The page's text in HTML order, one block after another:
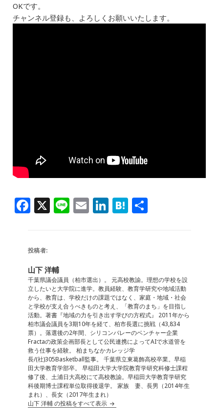
OKです。
チャンネル登録も、よろしくお願いいたします。
F
e
b
o
o
k
X Li E Li
n
H
投稿者:
山下 洋輔
千葉県議会議員（柏市選出）。 元高校教諭。理想の学校を設
立したいと大学院に進学。教員経験、教育学研究や地域活動
から、教育は、学校だけの課題ではなく、家庭・地域・社会
と学校が支え合うべきものと考え、「教育のまち」を目指し
活動。著書『地域の力を引き出す学びの方程式』 2011年から
柏市議会議員を3期10年を経て、柏市長選に挑戦（43,834
票）。落選後の2年間、シリコンバレーのベンチャー企業
Fractaの政策企画部長として公民連携によってAIで水道管を
救う仕事を経験。 柏まちなかカレッジ学
長/(社)305Basketball監事。 千葉県立東葛飾高校卒業。早稲
田大学教育学部卒。 早稲田大学大学院教育学研究科修士課程
修了後、土浦日大高校にて高校教諭。早稲田大学教育学研究
科後期博士課程単位取得後退学。 家族 妻、長男（2014年生
まれ）、長女（2017年生まれ）
山下 洋輔 の投稿をすべて表示